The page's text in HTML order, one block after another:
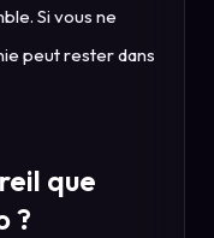
Si vous ne
peut rester dans
que
?